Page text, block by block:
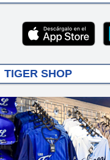
TIGER SHOP